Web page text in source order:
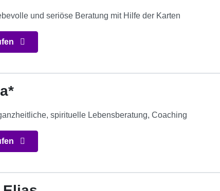
und seriöse Beratung mit Hilfe der Karten
spirituelle Lebensberatung, Coaching